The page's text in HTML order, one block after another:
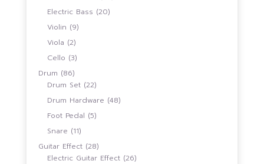
Electric Bass 2020
Violin 99
Viola 22
สินค้า
Cello 33
Drum 8686
สินค้า
Drum Set 2222
สินค้า
Drum Hardware 4848
Foot Pedal 55
Snare 1111
สินค้า
Guitar Effect 2828
สินค้า
Electric Guitar Effect 2626